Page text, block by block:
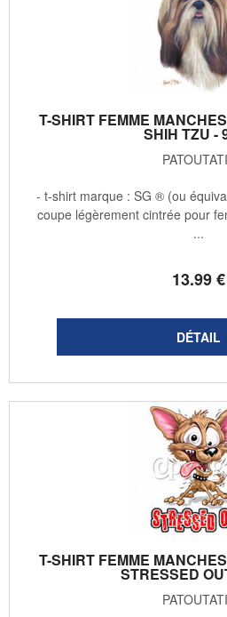
T-SHIRT FEMME
SHIH TZU -
13.99€
- t-shirt marque : SG ® (ou
coupe légèrement cintrée pour
...
T-SHIRT FEMME
STRESSED